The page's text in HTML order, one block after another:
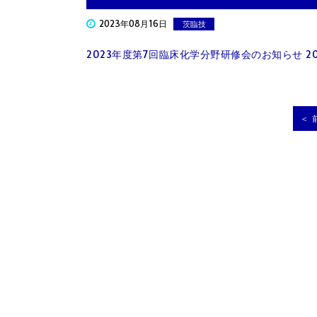
2023年08月16日 茨臨技
2023年度第7回臨床化学分野研修会のお知らせ
＜